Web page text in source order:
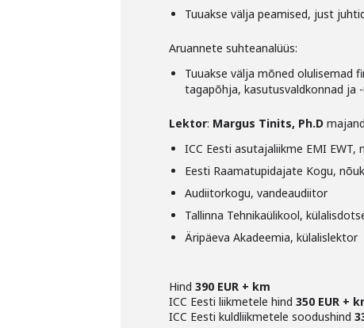
Tuuakse välja peamised, just
Aruannete suhteanalüüs:
Tuuakse välja mõned olulisemad
tagapõhja, kasutusvaldkonnad ja
Lektor: Margus Tinits, Ph.D
ICC Eesti asutajaliikme EMI
Eesti Raamatupidajate Kogu,
Audiitorkogu, vandeaudiitor
Tallinna Tehnikaülikool,
Äripäeva Akadeemia, külalislektor
Hind 390 EUR + km
ICC Eesti liikmetele hind 350 EUR +
ICC Eesti kuldliikmetele soodushind